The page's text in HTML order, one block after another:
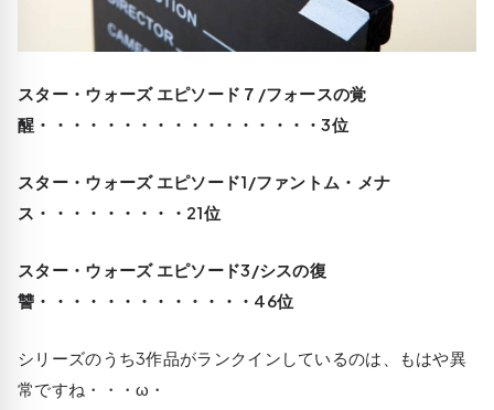
スター・ウォーズ エピソード７/フォースの覚
醒・・・・・・・・・・・・・・・・・3位
スター・ウォーズ エピソード1/ファントム・メナ
ス・・・・・・・・・21位
スター・ウォーズ エピソード3/シスの復
讐・・・・・・・・・・・・・46位
シリーズのうち3作品がランクインしているのは、もはや異
常ですね・・・ω・